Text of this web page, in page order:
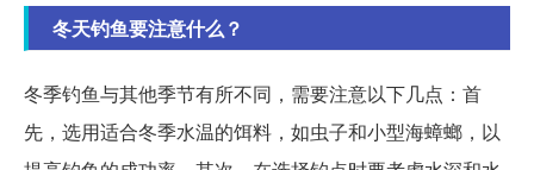
冬天钓鱼要注意什么？
冬季钓鱼与其他季节有所不同，需要注意以下几点：首
先，选用适合冬季水温的饵料，如虫子和小型海蟑螂，以